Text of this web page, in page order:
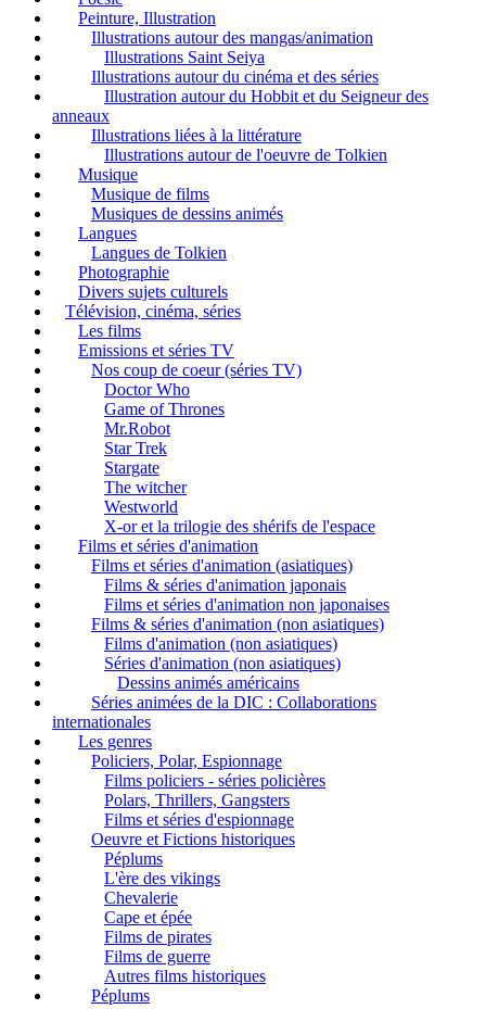
Peinture, Illustration
Illustrations autour des mangas/animation
Illustrations Saint Seiya
Illustrations autour du cinéma et des séries
Illustration autour du Hobbit et du Seigneur des
anneaux
Illustrations liées à la littérature
Illustrations autour de l'oeuvre de Tolkien
Musique
Musique de films
Musiques de dessins animés
Langues
Langues de Tolkien
Photographie
Divers sujets culturels
Télévision, cinéma, séries
Les films
Emissions et séries TV
Nos coup de coeur (séries TV)
Doctor Who
Game of Thrones
Mr.Robot
Star Trek
Stargate
The witcher
Westworld
X-or et la trilogie des shérifs de l'espace
Films et séries d'animation
Films et séries d'animation (asiatiques)
Films & séries d'animation japonais
Films et séries d'animation non japonaises
Films & séries d'animation (non asiatiques)
Films d'animation (non asiatiques)
Séries d'animation (non asiatiques)
Dessins animés américains
Séries animées de la DIC : Collaborations
internationales
Les genres
Policiers, Polar, Espionnage
Films policiers - séries policières
Polars, Thrillers, Gangsters
Films et séries d'espionnage
Oeuvre et Fictions historiques
Péplums
L'ère des vikings
Chevalerie
Cape et épée
Films de pirates
Films de guerre
Autres films historiques
Péplums